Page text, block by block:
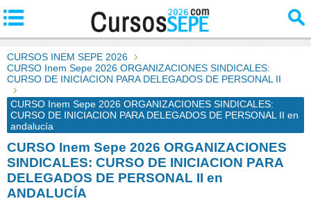
CURSOS INEM SEPE 2026
CURSO Inem Sepe 2026 ORGANIZACIONES SINDICALES:
CURSO DE INICIACION PARA DELEGADOS DE PERSONAL II
CURSO Inem Sepe 2026 ORGANIZACIONES SINDICALES:
CURSO DE INICIACION PARA DELEGADOS DE PERSONAL II en
andalucía
CURSO Inem Sepe 2026 ORGANIZACIONES
SINDICALES: CURSO DE INICIACION PARA
DELEGADOS DE PERSONAL II en
ANDALUCÍA